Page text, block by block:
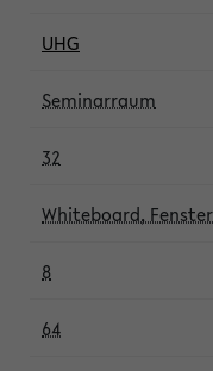
UHG
Seminarraum
32
Whiteboard,
8
64